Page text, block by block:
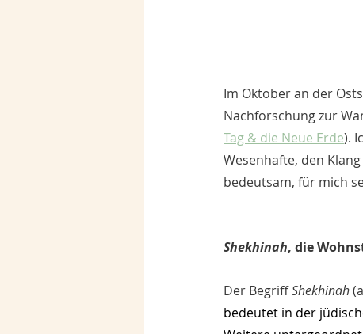
Im Oktober an der
Nachforschung zur
Tag & die Neue Erde).
Wesenhafte, den
bedeutsam, für mich
Shekhinah, die
Der Begriff Shekhinah
bedeutet in der